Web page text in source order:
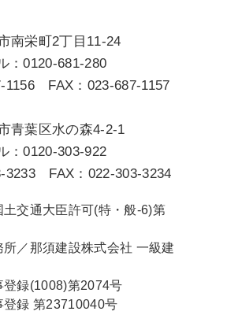
南栄町2丁目11-24
：0120-681-280
1156 FAX：023-687-1157
青葉区水の森4-2-1
：0120-303-922
3233 FAX：022-303-3234
交通大臣許可(特・般-6)第
／那須建設株式会社 一級建
録(1008)第2074号
録 第23710040号